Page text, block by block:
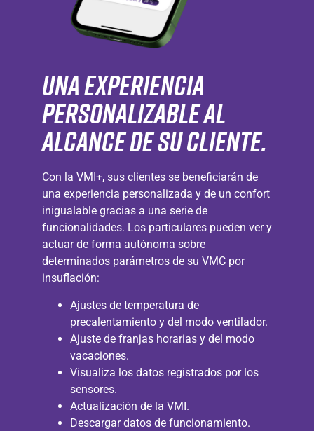
Una experiencia
personalizable al
alcance de su cliente.
Con la VMI+, sus clientes se beneficiarán de
una experiencia personalizada y de un confort
inigualable gracias a una serie de
funcionalidades. Los particulares pueden ver y
actuar de forma autónoma sobre
determinados parámetros de su VMC por
insuflación:
Ajustes de temperatura de
precalentamiento y del modo ventilador.
Ajuste de franjas horarias y del modo
vacaciones.
Visualiza los datos registrados por los
sensores.
Actualización de la VMI.
Descargar datos de funcionamiento.